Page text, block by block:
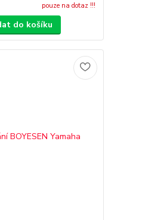
pouze na dotaz !!!
do košíku